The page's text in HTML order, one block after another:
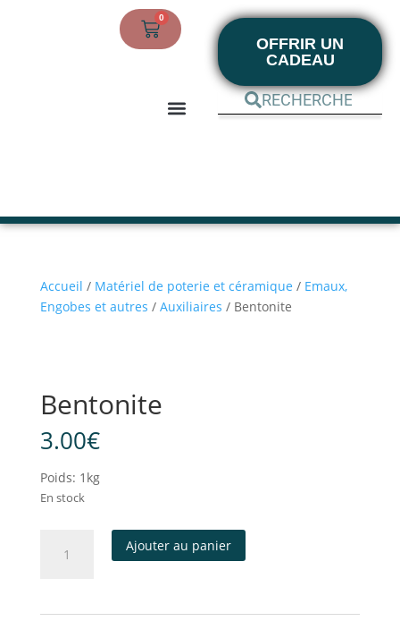
0
OFFRIR UN
CADEAU
Accueil / Matériel de poterie et céramique / Emaux,
Engobes et autres / Auxiliaires / Bentonite
Bentonite
3.00€
Poids: 1kg
En stock
Ajouter au panier